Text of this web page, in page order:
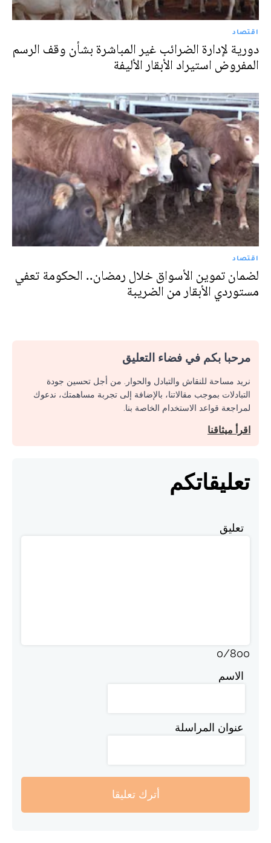
اقتصاد
دورية لإدارة الضرائب غير المباشرة بشأن وقف الرسم
المفروض استيراد الأبقار الأليفة
اقتصاد
لضمان تموين الأسواق خلال رمضان.. الحكومة تعفي
مستوردي الأبقار من الضريبة
مرحبا بكم في فضاء التعليق
نريد مساحة للنقاش والتبادل والحوار. من أجل تحسين جودة
التبادلات بموجب مقالاتنا، بالإضافة إلى تجربة مساهمتك، ندعوك
لمراجعة قواعد الاستخدام الخاصة بنا.
اقرأ ميثاقنا
تعليقاتكم
تعليق
0/800
الاسم
عنوان المراسلة
أترك تعليقا